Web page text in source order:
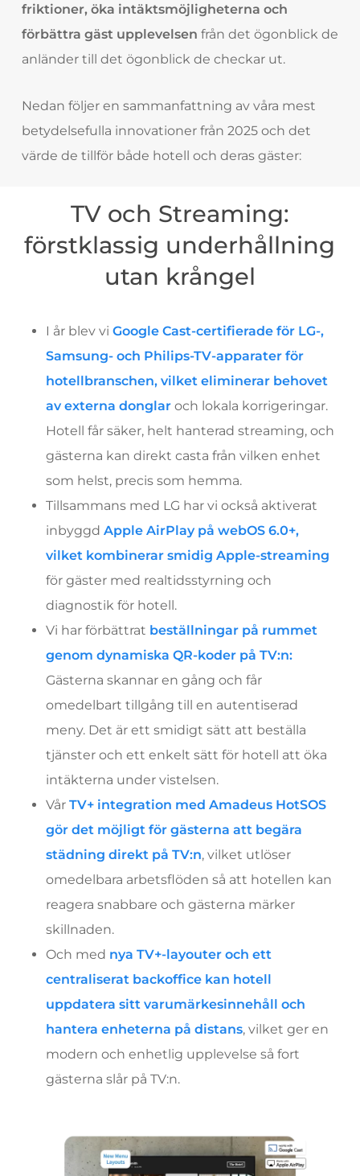
friktioner, öka intäktsmöjligheterna och
förbättra gäst upplevelsen från det ögonblick de
anländer till det ögonblick de checkar ut.
Nedan följer en sammanfattning av våra mest
betydelsefulla innovationer från 2025 och det
värde de tillför både hotell och deras gäster:
TV och Streaming:
förstklassig underhållning
utan krångel
I år blev vi Google Cast-certifierade för LG-,
Samsung- och Philips-TV-apparater för
hotellbranschen, vilket eliminerar behovet
av externa donglaroch lokala korrigeringar.
Hotell får säker, helt hanterad streaming, och
gästerna kan direkt casta från vilken enhet
som helst, precis som hemma.
Tillsammans med LG har vi också aktiverat
inbyggd Apple AirPlay på webOS 6.0+,
vilket kombinerar smidig Apple-streaming
för gäster med realtidsstyrning och
diagnostik för hotell.
Vi har förbättrat beställningar på rummet
genom dynamiska QR-koder på TV:n:
Gästerna skannar en gång och får
omedelbart tillgång till en autentiserad
meny. Det är ett smidigt sätt att beställa
tjänster och ett enkelt sätt för hotell att öka
intäkterna under vistelsen.
Vår TV+ integration med Amadeus HotSOS
gör det möjligt för gästerna att begära
städning direkt på TV:n, vilket utlöser
omedelbara arbetsflöden så att hotellen kan
reagera snabbare och gästerna märker
skillnaden.
Och med nya TV+-layouter och ett
centraliserat backoffice kan hotell
uppdatera sitt varumärkesinnehåll och
hantera enheterna på distans, vilket ger en
modern och enhetlig upplevelse så fort
gästerna slår på TV:n.